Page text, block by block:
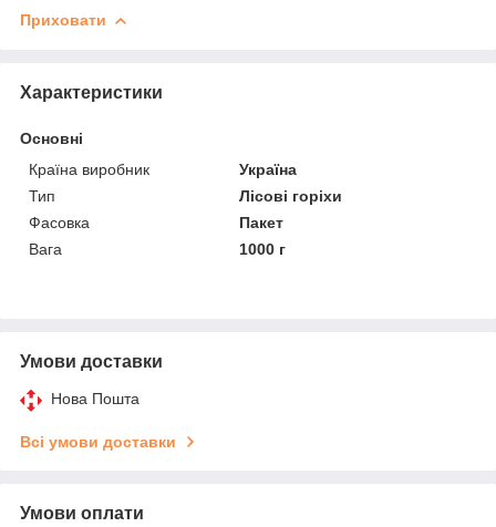
Приховати
Характеристики
Основні
Країна виробник
Україна
Тип
Лісові горіхи
Фасовка
Пакет
Вага
1000 г
Умови доставки
Нова Пошта
Всі умови доставки
Умови оплати